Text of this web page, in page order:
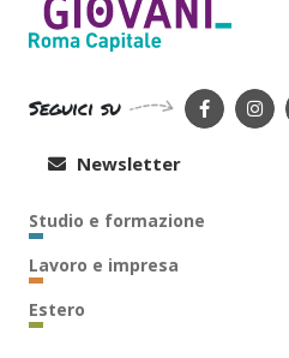
Seguici su
Newsletter
Studio e formazione
Lavoro e impresa
Estero